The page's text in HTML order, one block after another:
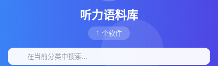
听力语料库
1 个软件